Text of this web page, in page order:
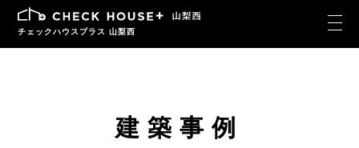
チェックハウスプラス 山梨西
建築事例